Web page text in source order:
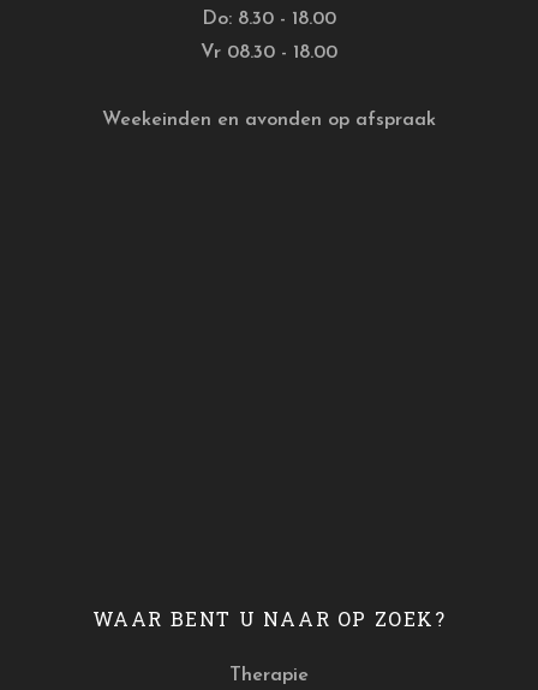
Do: 8.30 - 18.00
Vr 08.30 - 18.00
Weekeinden en avonden op afspraak
WAAR BENT U NAAR OP ZOEK?
Therapie